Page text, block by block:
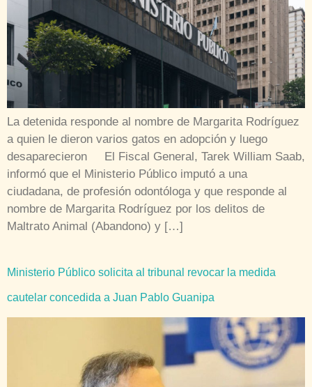
La detenida responde al nombre de Margarita Rodríguez
a quien le dieron varios gatos en adopción y luego
desaparecieron El Fiscal General, Tarek William Saab,
informó que el Ministerio Público imputó a una
ciudadana, de profesión odontóloga y que responde al
nombre de Margarita Rodríguez por los delitos de
Maltrato Animal (Abandono) y […]
Ministerio Público solicita al tribunal revocar la medida
cautelar concedida a Juan Pablo Guanipa